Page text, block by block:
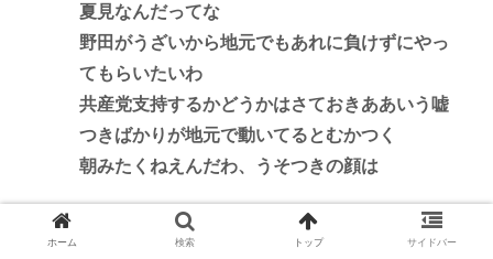
夏見なんだってな
野田がうざいから地元でもあれに負けずにやっ
てもらいたいわ
共産党支持するかどうかはさておきああいう嘘
つきばかりが地元で動いてるとむかつく
朝みたくねえんだわ、うそつきの顔は
ホーム 検索 トップ サイドバー